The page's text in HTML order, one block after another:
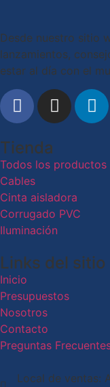
Desde nuestro sitio
lanzamientos,
estar al día con el
Tienda
Todos los productos
Cables
Cinta aisladora
Corrugado PVC
Iluminación
Links del sitio
Inicio
Presupuestos
Nosotros
Contacto
Preguntas
Local de ventas: